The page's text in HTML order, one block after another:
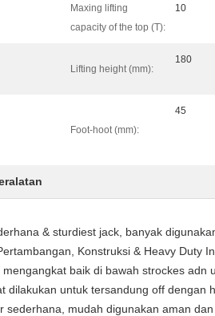
Maxing lifting
capacity of the top (T):
10
Lifting height (mm):
180
Foot-hoot (mm):
45
& sturdiest jack, banyak
Konstruksi & Heavy Duty
baik di bawah strockes adn
dilakukan untuk tersandung off dengan
sederhana, mudah digunakan aman